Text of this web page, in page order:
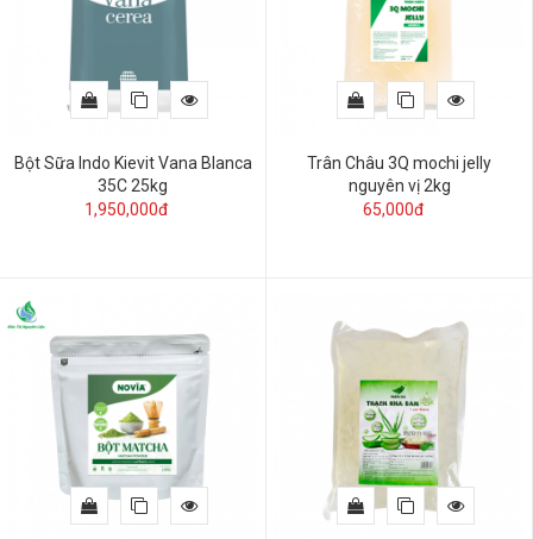
Bột Sữa Indo Kievit Vana Blanca
35C 25kg
1,950,000đ
Trân Châu 3Q mochi jelly
nguyên vị 2kg
65,000đ